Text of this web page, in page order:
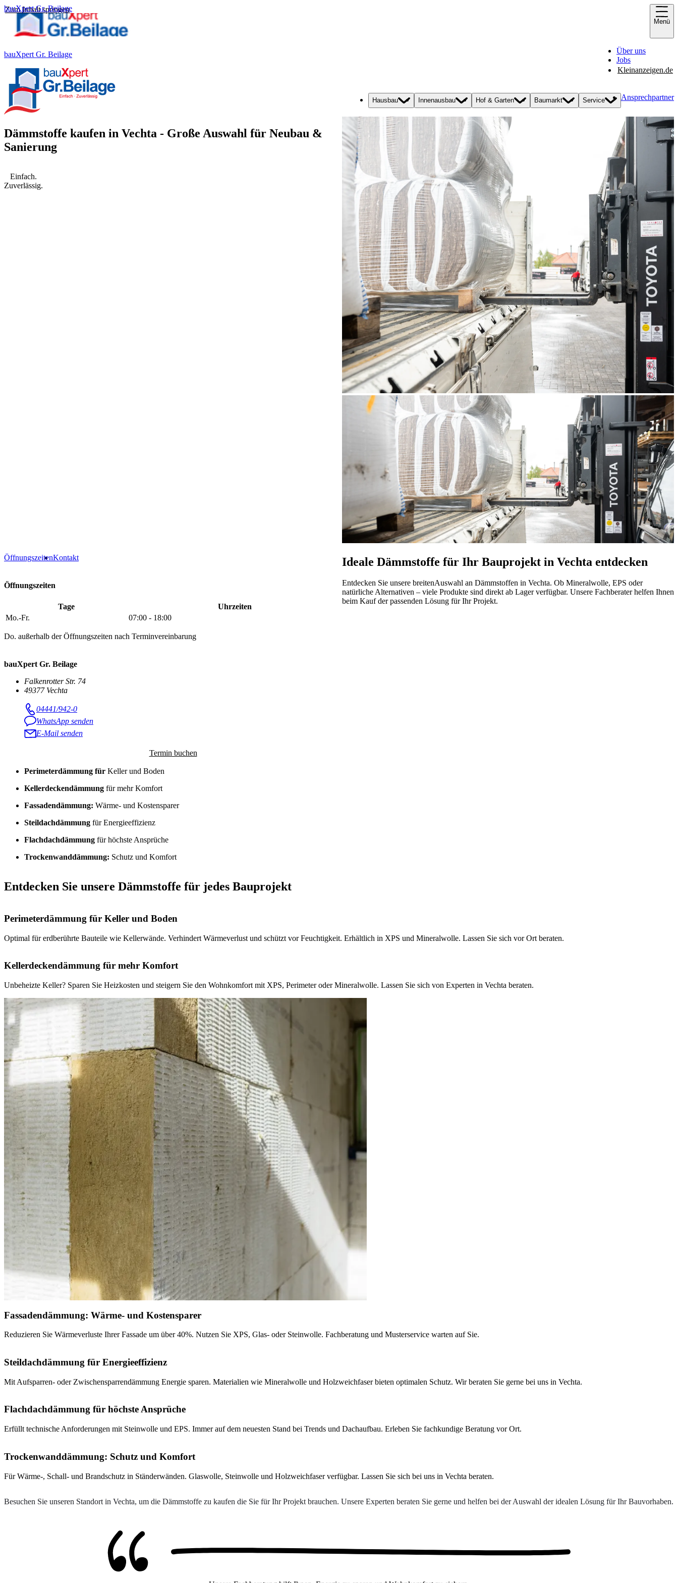
Zum Inhalt springen
bauXpert Gr. Beilage
Menü
bauXpert Gr. Beilage
Über uns
Jobs
Kleinanzeigen.de
Hausbau Innenausbau Hof & Garten Baumarkt Service Ansprechpartner
Dämmstoffe kaufen in Vechta - Große Auswahl für Neubau &
Sanierung
Einfach.
Zuverlässig.
ÖffnungszeitenKontakt
Öffnungszeiten
Tage
Uhrzeiten
Mo.-Fr.
07:00 - 18:00
Do. außerhalb der Öffnungszeiten nach Terminvereinbarung
bauXpert Gr. Beilage
Falkenrotter Str. 74
49377 Vechta
04441/942-0
WhatsApp senden
E-Mail senden
Termin buchen
Ideale Dämmstoffe für Ihr Bauprojekt in Vechta entdecken
Entdecken Sie unsere breitenAuswahl an Dämmstoffen in Vechta. Ob Mineralwolle, EPS oder
natürliche Alternativen – viele Produkte sind direkt ab Lager verfügbar. Unsere Fachberater helfen Ihnen
beim Kauf der passenden Lösung für Ihr Projekt.
Perimeterdämmung für Keller und Boden
Kellerdeckendämmung für mehr Komfort
Fassadendämmung: Wärme- und Kostensparer
Steildachdämmung für Energieeffizienz
Flachdachdämmung für höchste Ansprüche
Trockenwanddämmung: Schutz und Komfort
Entdecken Sie unsere Dämmstoffe für jedes Bauprojekt
Perimeterdämmung für Keller und Boden
Optimal für erdberührte Bauteile wie Kellerwände. Verhindert Wärmeverlust und schützt vor Feuchtigkeit. Erhältlich in XPS und Mineralwolle. Lassen Sie sich vor Ort beraten.
Kellerdeckendämmung für mehr Komfort
Unbeheizte Keller? Sparen Sie Heizkosten und steigern Sie den Wohnkomfort mit XPS, Perimeter oder Mineralwolle. Lassen Sie sich von Experten in Vechta beraten.
Fassadendämmung: Wärme- und Kostensparer
Reduzieren Sie Wärmeverluste Ihrer Fassade um über 40%. Nutzen Sie XPS, Glas- oder Steinwolle. Fachberatung und Musterservice warten auf Sie.
Steildachdämmung für Energieeffizienz
Mit Aufsparren- oder Zwischensparrendämmung Energie sparen. Materialien wie Mineralwolle und Holzweichfaser bieten optimalen Schutz. Wir beraten Sie gerne bei uns in Vechta.
Flachdachdämmung für höchste Ansprüche
Erfüllt technische Anforderungen mit Steinwolle und EPS. Immer auf dem neuesten Stand bei Trends und Dachaufbau. Erleben Sie fachkundige Beratung vor Ort.
Trockenwanddämmung: Schutz und Komfort
Für Wärme-, Schall- und Brandschutz in Ständerwänden. Glaswolle, Steinwolle und Holzweichfaser verfügbar. Lassen Sie sich bei uns in Vechta beraten.
Besuchen Sie unseren Standort in Vechta, um die Dämmstoffe zu kaufen die Sie für Ihr Projekt brauchen. Unsere Experten beraten Sie gerne und helfen bei der Auswahl der idealen Lösung für Ihr Bauvorhaben.